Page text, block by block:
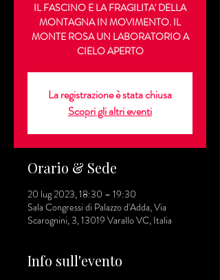
IL FASCINO E LA FRAGILITA' DELLA
MONTAGNA IN MOVIMENTO. IL
MONTE ROSA UN LABORATORIO A
CIELO APERTO
La registrazione è stata chiusa
Scopri gli altri eventi
Orario & Sede
20 lug 2023, 18:30 – 19:30
Sala Congressi di Palazzo d'Adda, Via
Scarognini, 3, 13019 Varallo VC, Italia
Info sull'evento